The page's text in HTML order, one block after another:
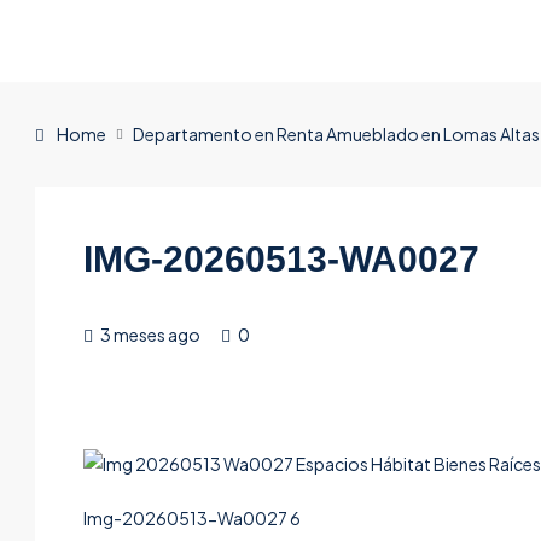
Home Departamento en Renta Amueblado en Lomas Altas
IMG-20260513-WA0027
3 meses ago 0
Img-20260513-Wa0027 6